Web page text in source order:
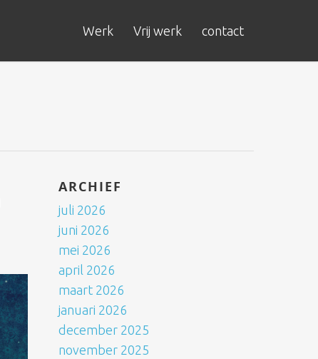
Werk Vrij werk contact
ARCHIEF
juli 2026
juni 2026
mei 2026
april 2026
maart 2026
januari 2026
december 2025
november 2025